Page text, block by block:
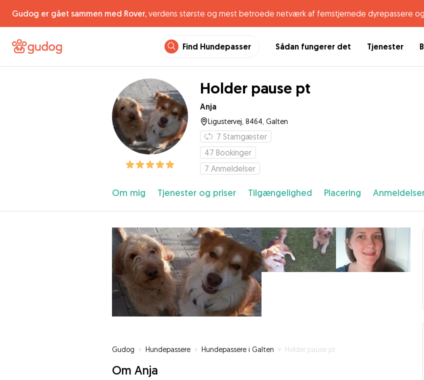
Gudog er gået sammen med Rover, verdens største og mest betroede netværk af femstjernede dyrepassere
Find Hundepasser Sådan fungerer det Tjenester
Holder pause pt
Anja
Ligustervej, 8464, Galten
7 Stamgæster
47 Bookinger
7 Anmeldelser
Om mig Tjenester og priser Tilgængelighed Placering
Gudog » Hundepassere » Hundepassere i Galten » Holder pause pt
Om Anja